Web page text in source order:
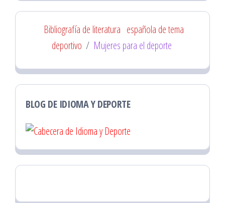
Bibliografía de literatura española de tema
deportivo / Mujeres para el deporte
BLOG DE IDIOMA Y DEPORTE